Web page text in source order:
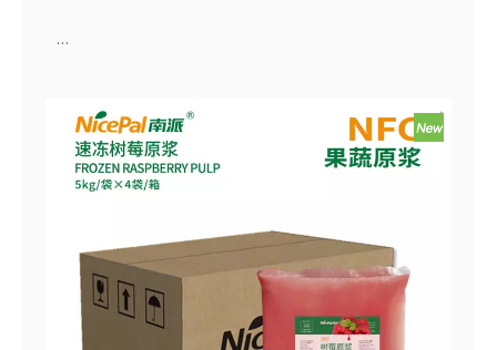
малину. Сок экстрагируется и концентрируется в
чистой среде. Затем он быстро замораживается
при -38 ° C и хранится при -18 ° C. Весь процесс,
завершается в течение 30 минут, что
эффективно сохраняет свежий вкус и содержание
питания в малину.